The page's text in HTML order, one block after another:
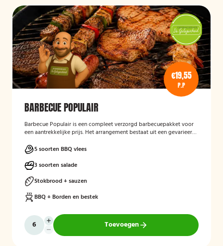
€19,55
P.P
BARBECUE POPULAIR
Barbecue Populair is een compleet verzorgd barbecuepakket voor
een aantrekkelijke prijs. Het arrangement bestaat uit een gevarieerde
stokbrood. Daarnaast worden barbecue, borden en bestek
meegeleverd en weer opgehaald, zodat gasten zorgeloos kunnen
genieten van een gezellige barbecue.
5 soorten BBQ vlees
3 soorten salade
Stokbrood + sauzen
BBQ + Borden en bestek
Toevoegen